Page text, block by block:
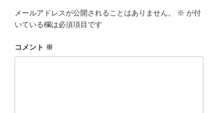
メールアドレスが公開されることはありません。 ※ が付
いている欄は必須項目です
コメント ※